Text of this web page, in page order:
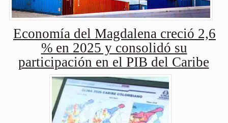
Economía del Magdalena creció 2,6
% en 2025 y consolidó su
participación en el PIB del Caribe